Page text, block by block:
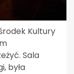
Kultury
Sala
była